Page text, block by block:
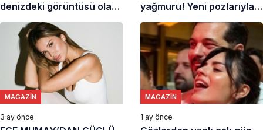
denizdeki görüntüsü olay
oldu
yağmuru! Yeni pozlarıyla
Instagram’ı yaktı geçti
MAGAZIN
3 ay önce
MAGAZIN
1 ay önce